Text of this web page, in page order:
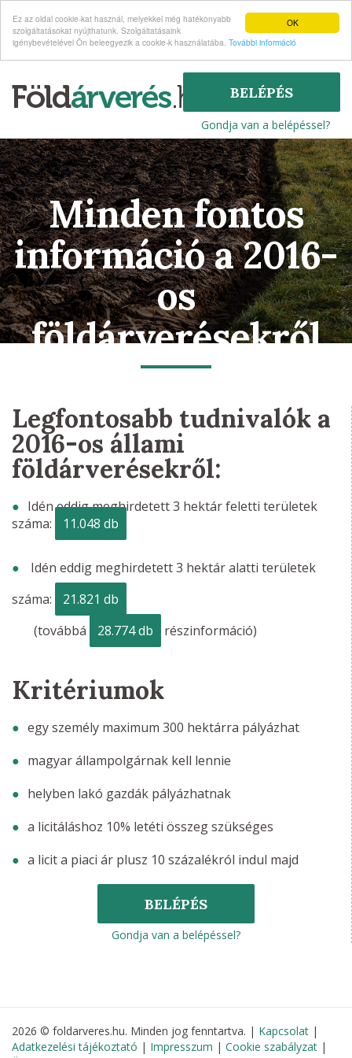
OK
Ez az oldal cookie-kat használ, melyekkel még hatékonyabb
szolgáltatásokat nyújthatunk. Szolgáltatásaink
igénybevételével Ön beleegyezik a cookie-k használatába. További információ
Gondja van a belépéssel?
BELÉPÉS
Minden fontos
információ a 2016-
os
földárverésekről
Legfontosabb tudnivalók a
2016-os állami
földárverésekről:
Idén eddig meghirdetett 3 hektár feletti területek
száma:
11.048 db
Idén eddig meghirdetett 3 hektár alatti területek
száma:
21.821 db
(továbbá
28.774 db részinformáció)
Kritériumok
egy személy maximum 300 hektárra pályázhat
magyar állampolgárnak kell lennie
helyben lakó gazdák pályázhatnak
a licitáláshoz 10% letéti összeg szükséges
a licit a piaci ár plusz 10 százalékról indul majd
BELÉPÉS
Gondja van a belépéssel?
2026 © foldarveres.hu. Minden jog fenntartva. | Kapcsolat |
Adatkezelési tájékoztató | Impresszum | Cookie szabályzat |